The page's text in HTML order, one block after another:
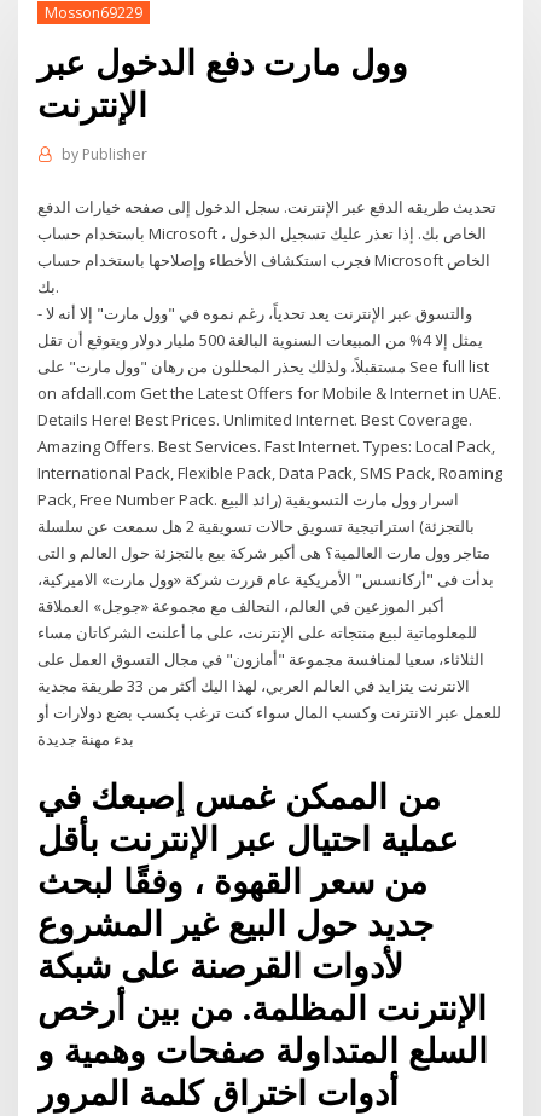
Mosson69229
وول مارت دفع الدخول عبر
الإنترنت
by Publisher
تحديث طريقه الدفع عبر الإنترنت. سجل الدخول إلى صفحه خيارات الدفع
باستخدام حساب Microsoft الخاص بك. إذا تعذر عليك تسجيل الدخول ،
فجرب استكشاف الأخطاء وإصلاحها باستخدام حساب Microsoft الخاص
بك.
- والتسوق عبر الإنترنت يعد تحدياً، رغم نموه في "وول مارت" إلا أنه لا
يمثل إلا 4% من المبيعات السنوية البالغة 500 مليار دولار ويتوقع أن تقل
مستقبلاً، ولذلك يحذر المحللون من رهان "وول مارت" على See full list
on afdall.com Get the Latest Offers for Mobile & Internet in UAE.
Details Here! Best Prices. Unlimited Internet. Best Coverage.
Amazing Offers. Best Services. Fast Internet. Types: Local Pack,
International Pack, Flexible Pack, Data Pack, SMS Pack, Roaming
Pack, Free Number Pack. اسرار وول مارت التسويقية (رائد البيع
بالتجزئة) استراتيجية تسويق حالات تسويقية 2 هل سمعت عن سلسلة
متاجر وول مارت العالمية؟ هى أكبر شركة بيع بالتجزئة حول العالم و التى
بدأت فى "أركانسس" الأمريكية عام قررت شركة «وول مارت» الاميركية،
أكبر الموزعين في العالم، التحالف مع مجموعة «جوجل» العملاقة
للمعلوماتية لبيع منتجاته على الإنترنت، على ما أعلنت الشركاتان مساء
الثلاثاء، سعيا لمنافسة مجموعة "أمازون" في مجال التسوق العمل على
الانترنت يتزايد في العالم العربي، لهذا اليك أكثر من 33 طريقة مجدية
للعمل عبر الانترنت وكسب المال سواء كنت ترغب بكسب بضع دولارات أو
بدء مهنة جديدة
من الممكن غمس إصبعك في
عملية احتيال عبر الإنترنت بأقل
من سعر القهوة ، وفقًا لبحث
جديد حول البيع غير المشروع
لأدوات القرصنة على شبكة
الإنترنت المظلمة. من بين أرخص
السلع المتداولة صفحات وهمية و
أدوات اختراق كلمة المرور